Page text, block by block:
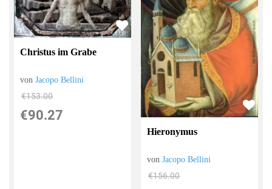
Christus im Grabe
vonJacopo Bellini
€153.00
€90.27
Hieronymus
vonJacopo Bellini
€156.00